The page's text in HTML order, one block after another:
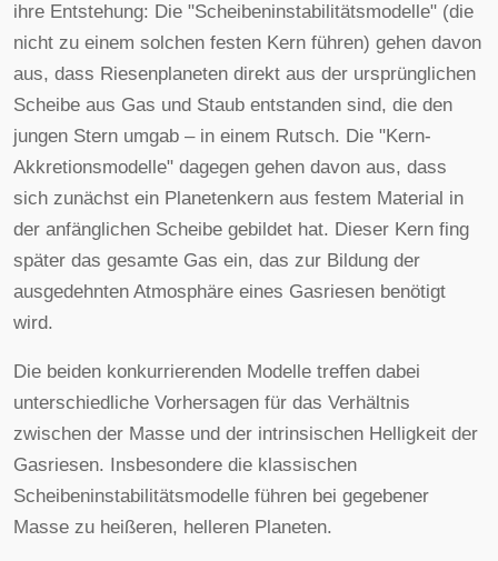
ihre Entstehung: Die "Scheibeninstabilitätsmodelle" (die
nicht zu einem solchen festen Kern führen) gehen davon
aus, dass Riesenplaneten direkt aus der ursprünglichen
Scheibe aus Gas und Staub entstanden sind, die den
jungen Stern umgab – in einem Rutsch. Die "Kern-
Akkretionsmodelle" dagegen gehen davon aus, dass
sich zunächst ein Planetenkern aus festem Material in
der anfänglichen Scheibe gebildet hat. Dieser Kern fing
später das gesamte Gas ein, das zur Bildung der
ausgedehnten Atmosphäre eines Gasriesen benötigt
wird.
Die beiden konkurrierenden Modelle treffen dabei
unterschiedliche Vorhersagen für das Verhältnis
zwischen der Masse und der intrinsischen Helligkeit der
Gasriesen. Insbesondere die klassischen
Scheibeninstabilitätsmodelle führen bei gegebener
Masse zu heißeren, helleren Planeten.